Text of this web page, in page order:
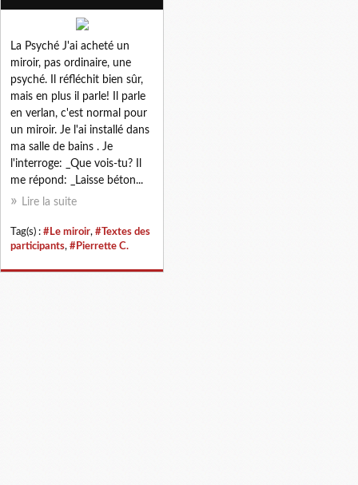
La Psyché J'ai acheté un
miroir, pas ordinaire, une
psyché. Il réfléchit bien sûr,
mais en plus il parle! Il parle
en verlan, c'est normal pour
un miroir. Je l'ai installé dans
ma salle de bains . Je
l'interroge: _Que vois-tu? Il
me répond: _Laisse béton...
Lire la suite
Tag(s) : #Le miroir, #Textes des
participants, #Pierrette C.